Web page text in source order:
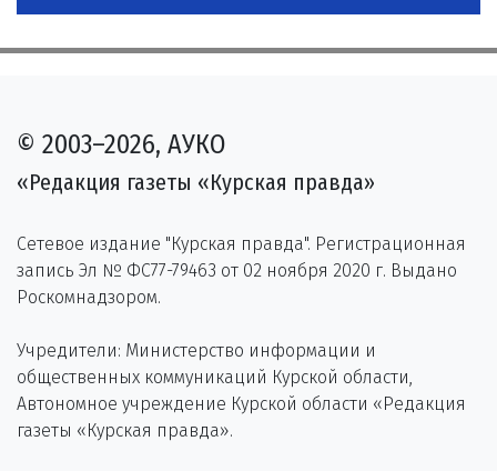
© 2003–2026, АУКО
«Редакция газеты «Курская правда»
Сетевое издание "Курская правда". Регистрационная
запись Эл № ФС77-79463 от 02 ноября 2020 г. Выдано
Роскомнадзором.
Учредители: Министерство информации и
общественных коммуникаций Курской области,
Автономное учреждение Курской области «Редакция
газеты «Курская правда».